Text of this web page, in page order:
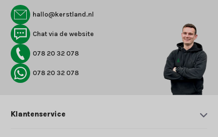
hallo@kerstland.nl
Chat via de website
078 20 32 078
078 20 32 078
Klantenservice